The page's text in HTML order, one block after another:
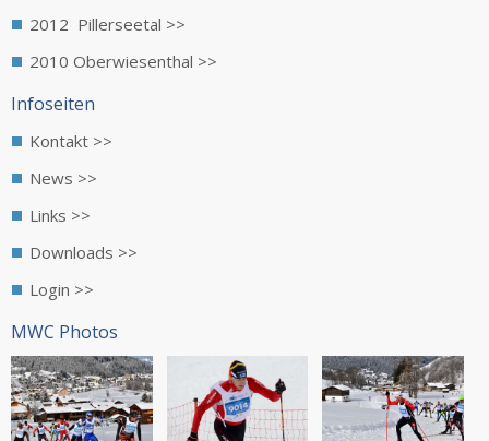
2012 Pillerseetal >>
2010 Oberwiesenthal >>
Infoseiten
Kontakt >>
News >>
Links >>
Downloads >>
Login >>
MWC Photos